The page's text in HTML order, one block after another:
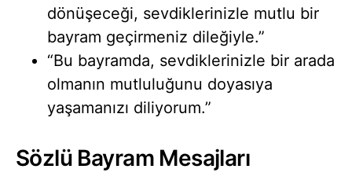
dönüşeceği, sevdiklerinizle mutlu bir
bayram geçirmeniz dileğiyle.”
“Bu bayramda, sevdiklerinizle bir arada
olmanın mutluluğunu doyasıya
yaşamanızı diliyorum.”
Sözlü Bayram Mesajları